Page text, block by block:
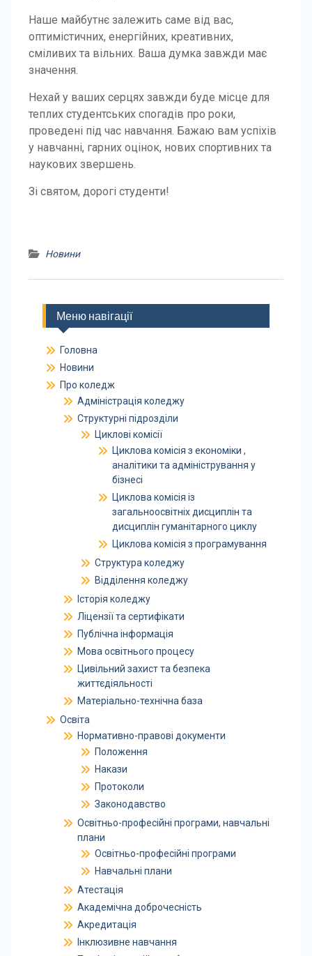
Наше майбутнє залежить саме від вас,
оптимістичних, енергійних, креативних,
сміливих та вільних. Ваша думка завжди має
значення.
Нехай у ваших серцях завжди буде місце для
теплих студентських спогадів про роки,
проведені під час навчання. Бажаю вам успіхів
у навчанні, гарних оцінок, нових спортивних та
наукових звершень.
Зі святом, дорогі студенти!
Новини
Меню навігації
Головна
Новини
Про коледж
Адміністрація коледжу
Структурні підрозділи
Циклові комісії
Циклова комісія з економіки ,
аналітики та адміністрування у
бізнесі
Циклова комісія із
загальноосвітніх дисциплін та
дисциплін гуманітарного циклу
Циклова комісія з програмування
Структура коледжу
Відділення коледжу
Історія коледжу
Ліцензії та сертифікати
Публічна інформація
Мова освітнього процесу
Цивільний захист та безпека
життєдіяльності
Матеріально-технічна база
Освіта
Нормативно-правові документи
Положення
Накази
Протоколи
Законодавство
Освітньо-професійні програми, навчальні
плани
Освітньо-професійні програми
Навчальні плани
Атестація
Академічна доброчесність
Акредитація
Інклюзивне навчання